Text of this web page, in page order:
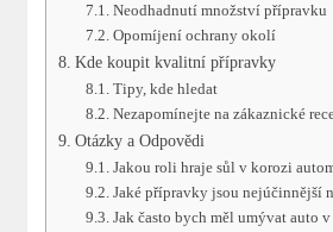
Neodhadnutí množství přípravku
Opomíjení ochrany okolí
Kde koupit kvalitní přípravky
Tipy, kde hledat
Nezapomínejte na zákaznické
Otázky a Odpovědi
Jakou roli hraje sůl v korozi
Jaké přípravky jsou nejúčinnější
Jak často bych měl umývat auto